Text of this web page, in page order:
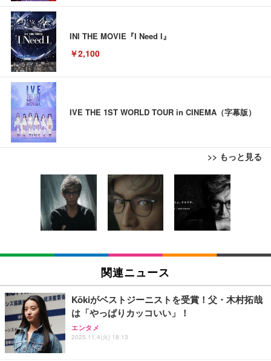
INI THE MOVIE『I Need I』
￥2,100
IVE THE 1ST WORLD TOUR in CINEMA（字幕版）
>> もっと見る
ブラックニッカ ニッカ Nikka ウィスキー4000ml ブ
ラックニッカクリア ウヰスキー 【日本 アサヒ ウィ
スキー】 大容量 お得 4リットル
￥3,940
【Amazon.co.jp限定】コロナ・エキストラ Corona
ト] [ギフトBox入り]
￥2,249
霧島酒造 チューパック黒霧島 25度 [ 焼酎 宮崎県 18
00ml×2本 ]
松阪牛 グルメ ハンバーグ 【誕生日ギフトセット】
誕生日プレゼント 高級 ハンバーグ 肉 ギフト 牛肉
食べ物 冷凍 高級 内祝 お返し 人気 お取り寄せ グル
メ 出産 男性 土産 女性 お父さん お母さん
￥4,000
松阪牛 グルメ ハンバーグ【オレンジ花束カード】
べ物 冷凍 高級 プレゼント 内祝 お返し 人気 お取り
寄せ グルメ
￥4,000
父の日ギフト 松阪牛 グルメ ハンバーグ【父の日短
冊 ブルー花束カード】父の日 食べ物 肉 父 お父さん
お取り寄せグルメ おつまみ ハンバーグギフト 冷凍
【New】Amazon Fire TV Stick HD | 手軽にストリ
ーミングをはじめよう | ストリーミングメディアプ
レイヤー
￥6,980
【New】Amazon Fire TV Stick HD | 手軽にストリ
￥6,980
Amazon Fire TV Stick 4K Select | 4Kの高画質スト
リーミング | ストリーミングメディアプレイヤー
関連ニュース
Kōkiがベストジーニストを受賞！父・木村拓哉
は「やっぱりカッコいい」！
エンタメ
2025.11.4(火) 18:13